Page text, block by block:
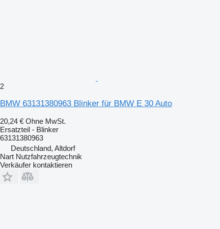
2
BMW 63131380963 Blinker für BMW E 30 Auto
20,24 € Ohne MwSt.
Ersatzteil - Blinker
63131380963
Deutschland, Altdorf
Nart Nutzfahrzeugtechnik
Verkäufer kontaktieren